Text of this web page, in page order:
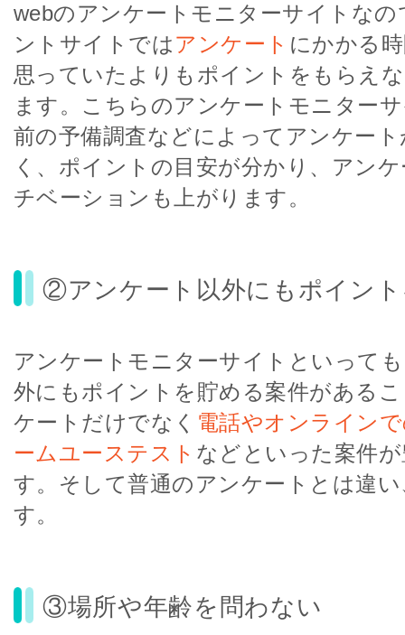
webのアンケートモニターサイトな
ントサイトではアンケート にかかる
思っていたよりもポイントをもらえ
ます。こちらのアンケートモニター
前の予備調査などによってアンケー
く、ポイントの目安が分かり、アン
チベーションも上がります。
②アンケート以外にもポイン
アンケートモニターサイトといって
外にもポイントを貯める案件がある
ケートだけでなく 電話やオンライン
ームユーステスト などといった案件
す。そして普通のアンケートとは違
す。
③場所や年齢を問わない